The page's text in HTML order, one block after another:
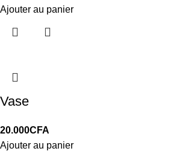
Ajouter au panier
Vase
20.000CFA
Ajouter au panier